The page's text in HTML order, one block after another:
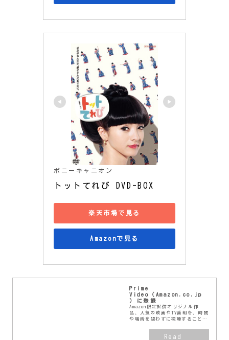
ポニーキャニオン
トットてれび DVD-BOX
楽天市場で見る
Amazonで見る
Prime
Video（Amazon.co.jp
）に登録
Amazon限定配信オリジナル作
品、人気の映画やTV番組を、時間
や場所を問わずに視聴することが